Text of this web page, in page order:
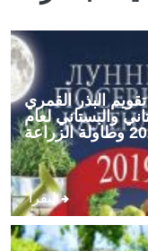
تقويم البذر القمري
والبستاني لعام
الزراعة
ليقرأ